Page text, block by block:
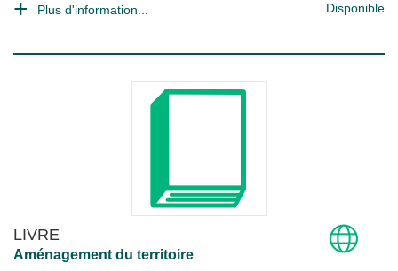
Plus d'information... Disponible
LIVRE
Aménagement du territoire